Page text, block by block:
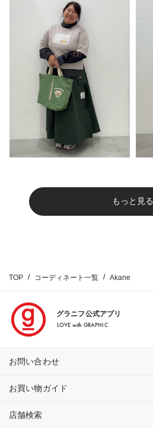
もっと見る
TOP コーディネート一覧 Akane
グラニフ公式アプリ
LOVE with GRAPHIC
お問い合わせ
お買い物ガイド
店舗検索